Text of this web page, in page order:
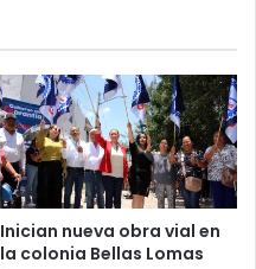
Inician nueva obra vial en
la colonia Bellas Lomas